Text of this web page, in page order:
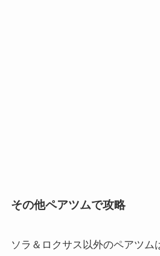
その他ペアツムで攻略
ソラ＆ロクサス以外のペアツム